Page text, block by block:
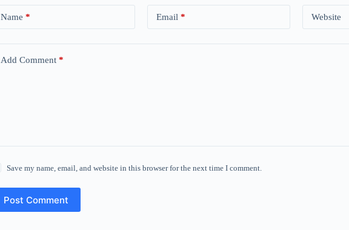
Name * Email * Website
Add Comment *
Save my name, email, and website in this browser for the next time I comment.
Post Comment